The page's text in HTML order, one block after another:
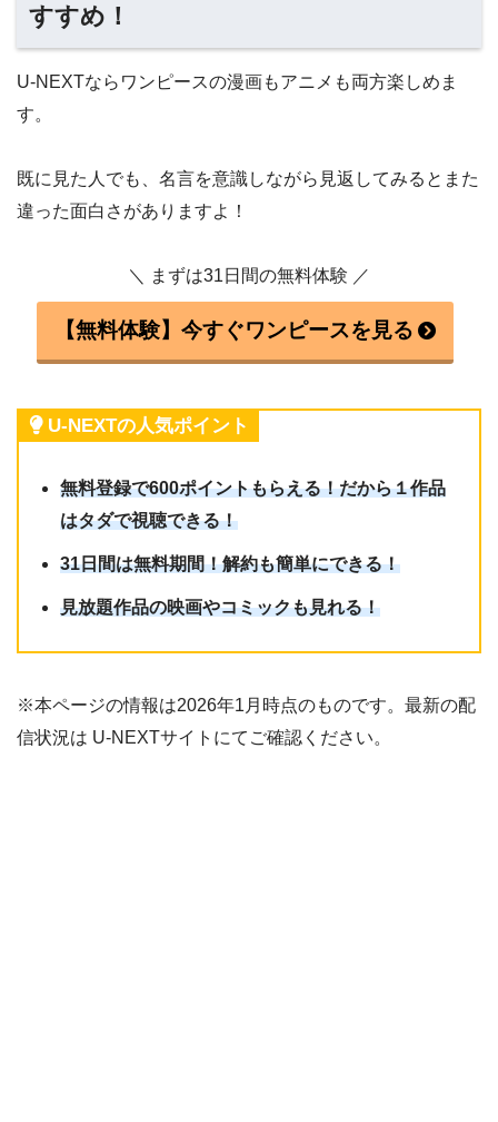
すすめ！
U-NEXTならワンピースの漫画もアニメも両方楽しめま
す。
既に見た人でも、名言を意識しながら見返してみるとまた
違った面白さがありますよ！
＼ まずは31日間の無料体験 ／
【無料体験】今すぐワンピースを見る
U-NEXTの人気ポイント
無料登録で600ポイントもらえる！だから１作品
はタダで視聴できる！
31日間は無料期間！解約も簡単にできる！
見放題作品の映画やコミックも見れる！
※本ページの情報は2026年1月時点のものです。最新の配
信状況は U-NEXTサイトにてご確認ください。